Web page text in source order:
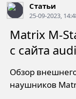
Статьи
25-09-2023,
Matrix M-
с сайта
Обзор
наушников